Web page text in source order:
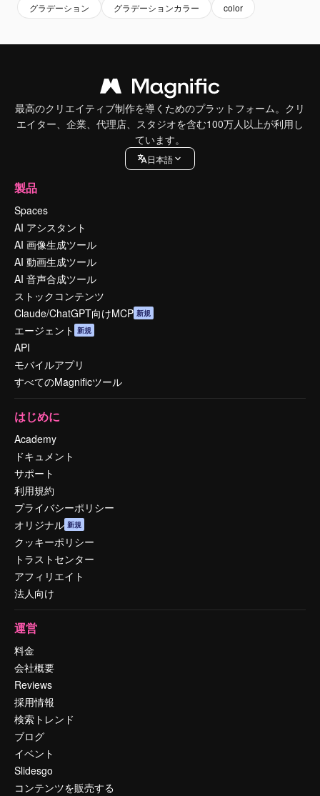
グラデーション グラデーションカラー color
最高のクリエイティブ制作を導くためのプラットフォーム。クリ
エイター、企業、代理店、スタジオを含む100万人以上が利用し
ています。
日本語
製品
Spaces
AI アシスタント
AI 画像生成ツール
AI 動画生成ツール
AI 音声合成ツール
ストックコンテンツ
Claude/ChatGPT向けMCP 新規
エージェント 新規
API
モバイルアプリ
すべてのMagnificツール
はじめに
Academy
ドキュメント
サポート
利用規約
プライバシーポリシー
オリジナル 新規
クッキーポリシー
トラストセンター
アフィリエイト
法人向け
運営
料金
会社概要
Reviews
採用情報
検索トレンド
ブログ
イベント
Slidesgo
コンテンツを販売する